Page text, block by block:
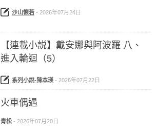
沙山懷若 - 2026年07月24日
【連載小説】戴安娜與阿波羅 八、
進入輪迴（5）
系列小說-陳本瑛 - 2026年07月22日
火車偶遇
青松 - 2026年07月20日